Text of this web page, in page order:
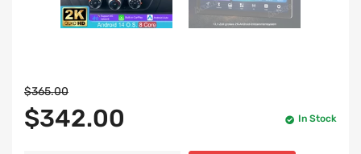
$365.00
$342.00 In Stock